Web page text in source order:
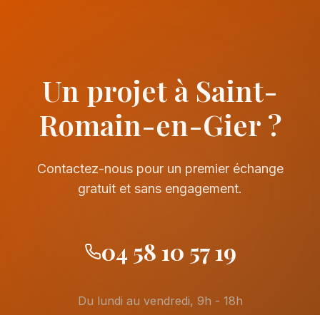
Un projet à Saint-
Romain-en-Gier ?
Contactez-nous pour un premier échange
gratuit et sans engagement.
04 58 10 57 19
Du lundi au vendredi, 9h - 18h